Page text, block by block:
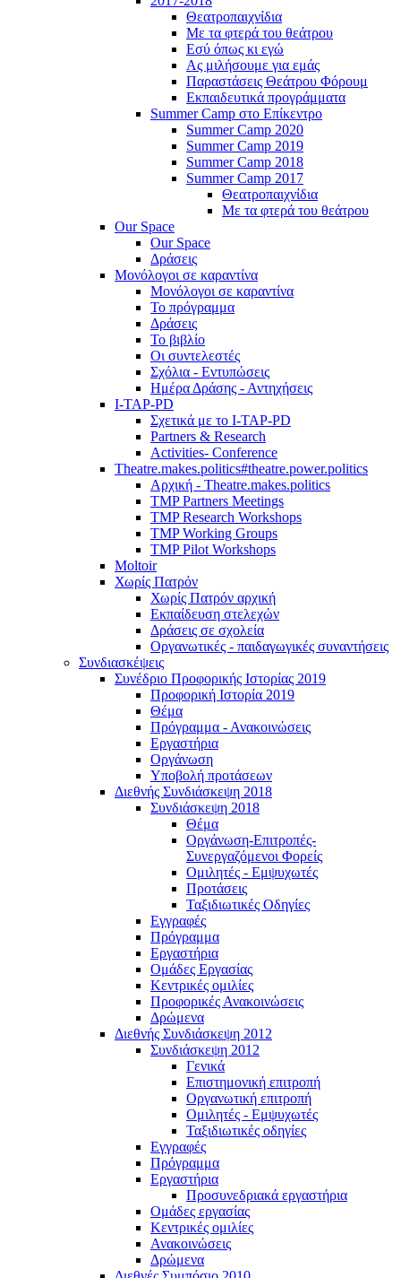
Θεατροπαιχνίδια
Με τα φτερά του θεάτρου
Εσύ όπως κι εγώ
Ας μιλήσουμε για εμάς
Παραστάσεις Θεάτρου Φόρουμ
Εκπαιδευτικά προγράμματα
Summer Camp στο Επίκεντρο
Summer Camp 2020
Summer Camp 2019
Summer Camp 2018
Summer Camp 2017
Θεατροπαιχνίδια
Με τα φτερά του θεάτρου
Our Space
Our Space
Δράσεις
Μονόλογοι σε καραντίνα
Μονόλογοι σε καραντίνα
Το πρόγραμμα
Δράσεις
Το βιβλίο
Οι συντελεστές
Σχόλια - Εντυπώσεις
Ημέρα Δράσης - Αντηχήσεις
I-TAP-PD
Σχετικά με το I-TAP-PD
Partners & Research
Activities- Conference
Theatre.makes.politics#theatre.power.politics
Αρχική - Theatre.makes.politics
TMP Partners Meetings
TMP Research Workshops
TMP Working Groups
TMP Pilot Workshops
Moltoir
Χωρίς Πατρόν
Χωρίς Πατρόν αρχική
Εκπαίδευση στελεχών
Δράσεις σε σχολεία
Οργανωτικές - παιδαγωγικές συναντήσεις
Συνδιασκέψεις
Συνέδριο Προφορικής Ιστορίας 2019
Προφορική Ιστορία 2019
Θέμα
Πρόγραμμα - Ανακοινώσεις
Εργαστήρια
Οργάνωση
Υποβολή προτάσεων
Διεθνής Συνδιάσκεψη 2018
Συνδιάσκεψη 2018
Θέμα
Οργάνωση-Επιτροπές-
Συνεργαζόμενοι Φορείς
Ομιλητές - Εμψυχωτές
Προτάσεις
Ταξιδιωτικές Οδηγίες
Εγγραφές
Πρόγραμμα
Εργαστήρια
Ομάδες Εργασίας
Κεντρικές ομιλίες
Προφορικές Ανακοινώσεις
Δρώμενα
Διεθνής Συνδιάσκεψη 2012
Συνδιάσκεψη 2012
Γενικά
Επιστημονική επιτροπή
Οργανωτική επιτροπή
Ομιλητές - Εμψυχωτές
Ταξιδιωτικές οδηγίες
Εγγραφές
Πρόγραμμα
Εργαστήρια
Προσυνεδριακά εργαστήρια
Ομάδες εργασίας
Κεντρικές ομιλίες
Ανακοινώσεις
Δρώμενα